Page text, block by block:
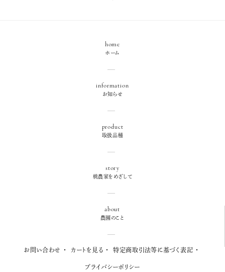
home
ホーム
information
お知らせ
product
取扱品種
story
桃農家をめざして
about
農園のこと
お問い合わせ カートを見る 特定商取引法等に基づく表記
プライバシーポリシー